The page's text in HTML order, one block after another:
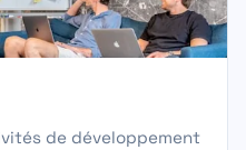
de développement